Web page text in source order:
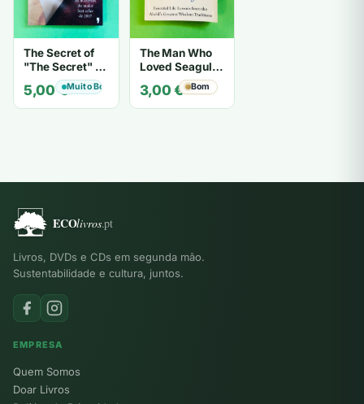
The Secret of
"The Secret" O
Segredo de "O
Segredo" -
Karen Kelly
5,00€Muito Bom
The Man Who
Loved Seagulls
3,00€ Bom
Livros, DVDs e CDs em segunda mão.
Sustentabilidade e cultura, juntos.
EMPRESA
Quem Somos
Doar Livros